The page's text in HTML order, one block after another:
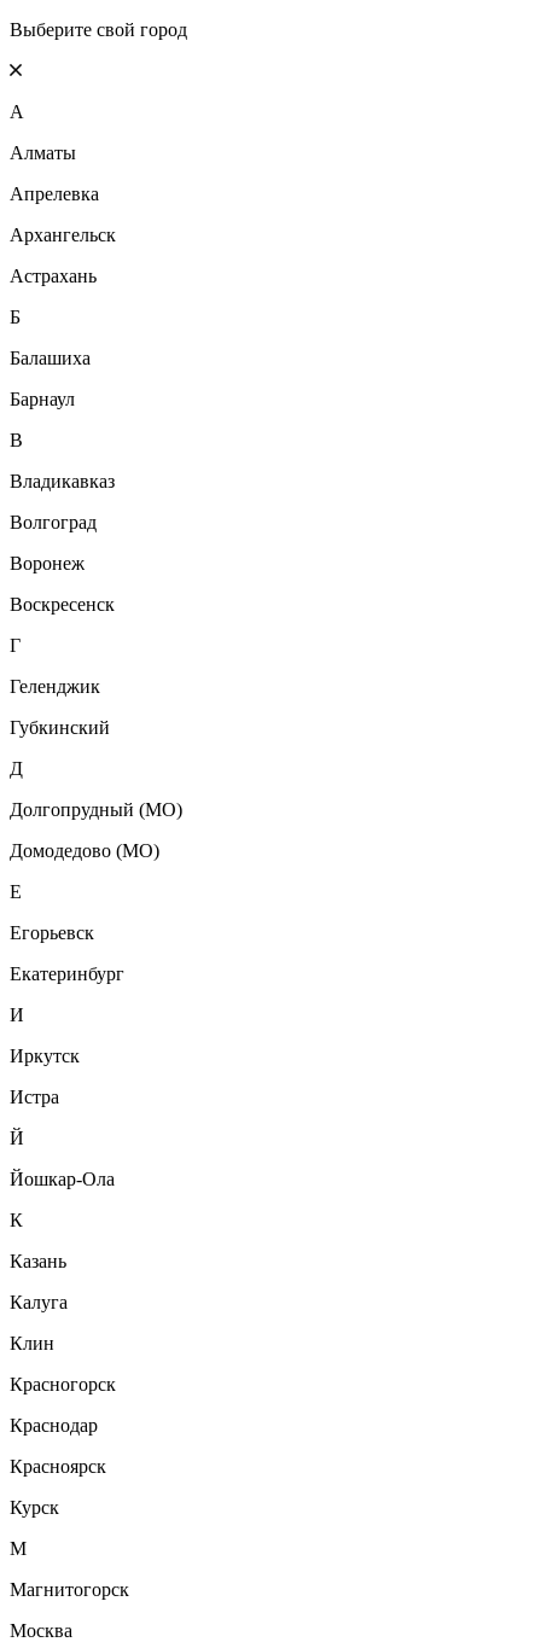
Выберите свой город
А
Алматы
Апрелевка
Архангельск
Астрахань
Б
Балашиха
Барнаул
В
Владикавказ
Волгоград
Воронеж
Воскресенск
Г
Геленджик
Губкинский
Д
Долгопрудный (МО)
Домодедово (МО)
Е
Егорьевск
Екатеринбург
И
Иркутск
Истра
Й
Йошкар-Ола
К
Казань
Калуга
Клин
Красногорск
Краснодар
Красноярск
Курск
М
Магнитогорск
Москва